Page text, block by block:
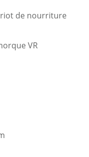
de nourriture
VR